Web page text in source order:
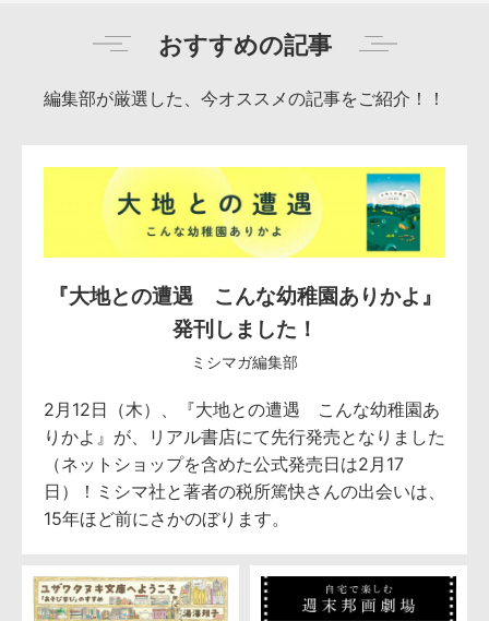
おすすめの記事
編集部が厳選した、今オススメの記事をご紹介！！
『大地との遭遇 こんな幼稚園ありかよ』
発刊しました！
ミシマガ編集部
2月12日（木）、『大地との遭遇 こんな幼稚園あ
りかよ』が、リアル書店にて先行発売となりました
（ネットショップを含めた公式発売日は2月17
日）！ミシマ社と著者の税所篤快さんの出会いは、
15年ほど前にさかのぼります。